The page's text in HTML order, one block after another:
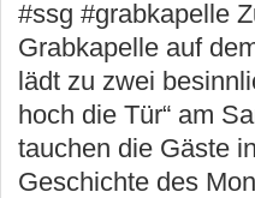
#ssg #grabkapelle
Grabkapelle auf
lädt zu zwei
hoch die Tür“ am
tauchen die Gäste
Geschichte des